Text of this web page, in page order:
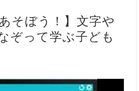
そぼう！】文字や
ぞって学ぶ子ども